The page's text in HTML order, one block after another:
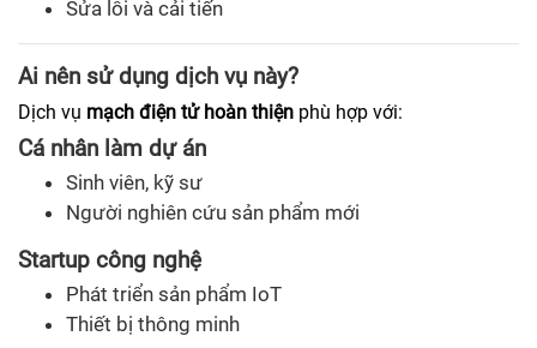
Sửa lỗi và cải tiến
Ai nên sử dụng dịch vụ này?
Dịch vụ mạch điện tử hoàn thiện phù hợp với:
Cá nhân làm dự án
Sinh viên, kỹ sư
Người nghiên cứu sản phẩm mới
Startup công nghệ
Phát triển sản phẩm IoT
Thiết bị thông minh